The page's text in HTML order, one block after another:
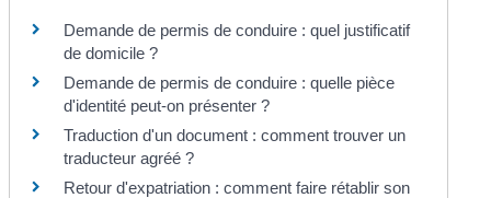
Demande de permis de conduire : quel justificatif
de domicile ?
Demande de permis de conduire : quelle pièce
d'identité peut-on présenter ?
Traduction d'un document : comment trouver un
traducteur agréé ?
Retour d'expatriation : comment faire rétablir son